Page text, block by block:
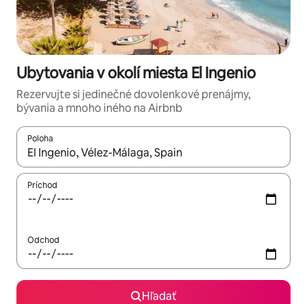
Ubytovania v okolí miesta El Ingenio
Rezervujte si jedinečné dovolenkové prenájmy,
bývania a mnoho iného na Airbnb
Poloha
Keď budú výsledky k dispozícii, môžete si ich prechádzať
Príchod
Odchod
Hľadať